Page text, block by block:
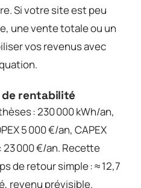
Si votre site est peu
une vente totale ou un
vos revenus avec
de rentabilité
: 230 000 kWh/an,
5 000 €/an, CAPEX
23 000 €/an. Recette
de retour simple : ≈ 12,7
revenu prévisible.